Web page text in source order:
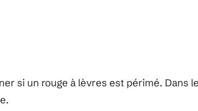
si un rouge à lèvres est périmé. Dans le